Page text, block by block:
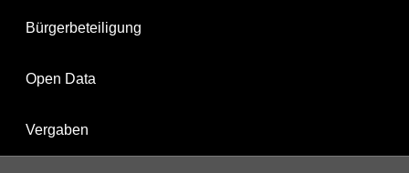
Bürgerbeteiligung
Open Data
Vergaben